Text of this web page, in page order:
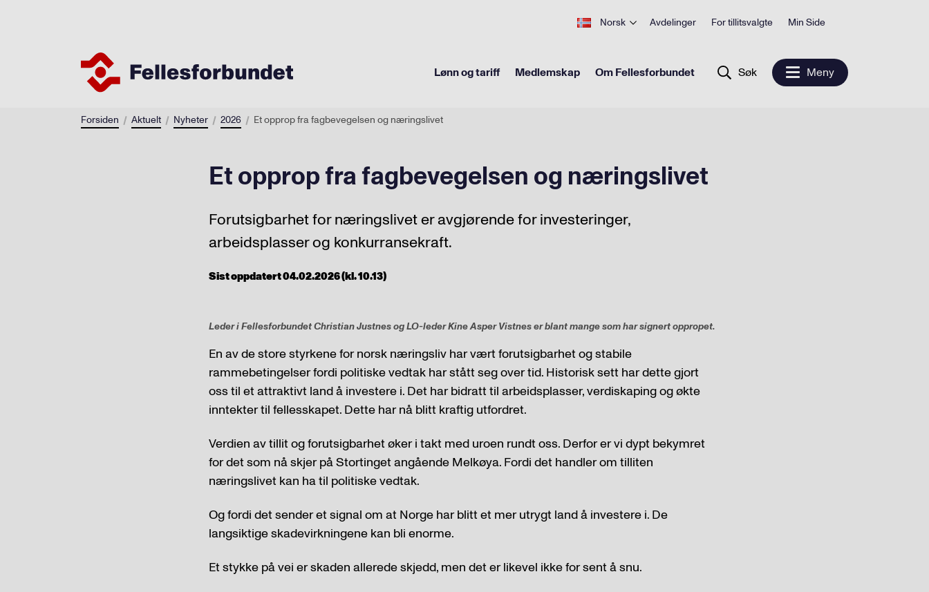
Norsk Avdelinger For tillitsvalgte Min Side
Lønn og tariff Medlemskap Om Fellesforbundet Søk Meny
Forsiden Aktuelt Nyheter 2026 Et opprop fra fagbevegelsen og næringslivet
Et opprop fra fagbevegelsen og næringslivet
Forutsigbarhet for næringslivet er avgjørende for investeringer,
arbeidsplasser og konkurransekraft.
Sist oppdatert 04.02.2026 (kl. 10.13)
Leder i Fellesforbundet Christian Justnes og LO-leder Kine Asper Vistnes er blant mange som har signert oppropet.
En av de store styrkene for norsk næringsliv har vært forutsigbarhet og stabile
rammebetingelser fordi politiske vedtak har stått seg over tid. Historisk sett har dette gjort
oss til et attraktivt land å investere i. Det har bidratt til arbeidsplasser, verdiskaping og økte
inntekter til fellesskapet. Dette har nå blitt kraftig utfordret.
Verdien av tillit og forutsigbarhet øker i takt med uroen rundt oss. Derfor er vi dypt bekymret
for det som nå skjer på Stortinget angående Melkøya. Fordi det handler om tilliten
næringslivet kan ha til politiske vedtak.
Og fordi det sender et signal om at Norge har blitt et mer utrygt land å investere i. De
langsiktige skadevirkningene kan bli enorme.
Et stykke på vei er skaden allerede skjedd, men det er likevel ikke for sent å snu.